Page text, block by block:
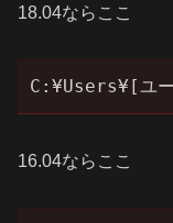
18.04ならここ
C:¥Users¥[ユ
16.04ならここ